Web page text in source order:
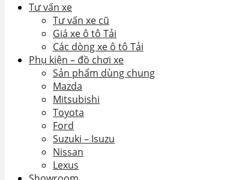
Tư vấn xe
Tư vấn xe cũ
Giá xe ô tô Tải
Các dòng xe ô tô Tải
Phụ kiện – đồ chơi xe
Sản phẩm dùng chung
Mazda
Mitsubishi
Toyota
Ford
Suzuki – Isuzu
Nissan
Lexus